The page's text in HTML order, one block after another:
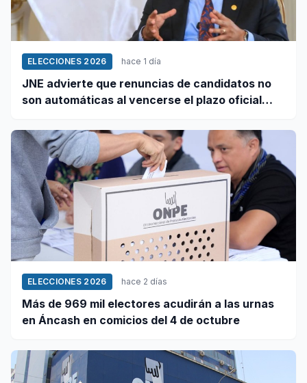
ELECCIONES 2026 hace 1 día
JNE advierte que renuncias de candidatos no
son automáticas al vencerse el plazo oficial
ELECCIONES 2026 hace 2 días
Más de 969 mil electores acudirán a las urnas
en Áncash en comicios del 4 de octubre